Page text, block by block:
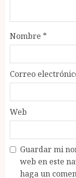
Nombre *
Correo
Web
Guardar mi
web en este
haga un